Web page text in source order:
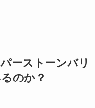
ーストーンバリ
のか？